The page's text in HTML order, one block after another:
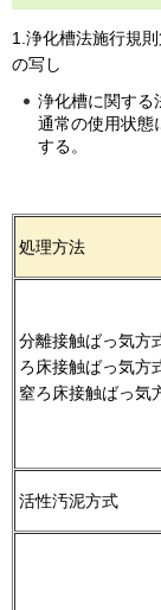
1.浄化槽法施行規
の写し
浄化槽に関する
通常の使用状態
する。
処理方法
分離接触ばっ気方
ろ床接触ばっ気方
窒ろ床接触ばっ気
活性汚泥方式